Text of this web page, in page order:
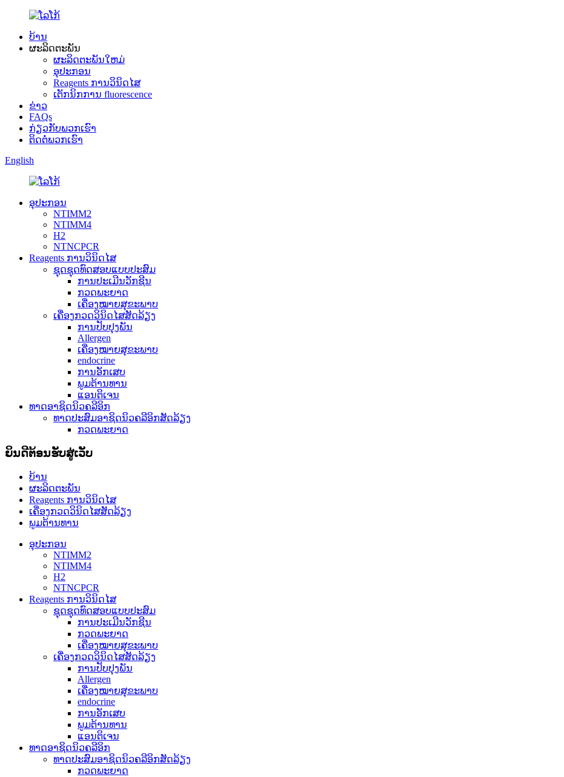
ບ້ານ
ຜະລິດຕະພັນ
ຜະລິດຕະພັນໃຫມ່
ອຸປະກອນ
Reagents ການວິນິດໄສ
ເຕັກນິກການ fluorescence
ຂ່າວ
FAQs
ກ່ຽວກັບພວກເຮົາ
ຕິດຕໍ່ພວກເຮົາ
English
ອຸປະກອນ
NTIMM2
NTIMM4
H2
NTNCPCR
Reagents ການວິນິດໄສ
ຊຸດຊຸດທົດສອບແບບປະສົມ
ການປະເມີນວັກຊີນ
ກວດພະຍາດ
ເຄື່ອງໝາຍສຸຂະພາບ
ເຄື່ອງກວດວິນິດໄສສັດລ້ຽງ
ການປັບປຸງພັນ
Allergen
ເຄື່ອງໝາຍສຸຂະພາບ
endocrine
ການອັກເສບ
ພູມຕ້ານທານ
ແອນຕິເຈນ
ທາດອາຊິດນິວຄລີອິກ
ທາດປະສົມອາຊິດນິວຄລີອິກສັດລ້ຽງ
ກວດພະຍາດ
ຍິນດີຕ້ອນຮັບສູ່ເວັບ
ບ້ານ
ຜະລິດຕະພັນ
Reagents ການວິນິດໄສ
ເຄື່ອງກວດວິນິດໄສສັດລ້ຽງ
ພູມຕ້ານທານ
ອຸປະກອນ
NTIMM2
NTIMM4
H2
NTNCPCR
Reagents ການວິນິດໄສ
ຊຸດຊຸດທົດສອບແບບປະສົມ
ການປະເມີນວັກຊີນ
ກວດພະຍາດ
ເຄື່ອງໝາຍສຸຂະພາບ
ເຄື່ອງກວດວິນິດໄສສັດລ້ຽງ
ການປັບປຸງພັນ
Allergen
ເຄື່ອງໝາຍສຸຂະພາບ
endocrine
ການອັກເສບ
ພູມຕ້ານທານ
ແອນຕິເຈນ
ທາດອາຊິດນິວຄລີອິກ
ທາດປະສົມອາຊິດນິວຄລີອິກສັດລ້ຽງ
ກວດພະຍາດ